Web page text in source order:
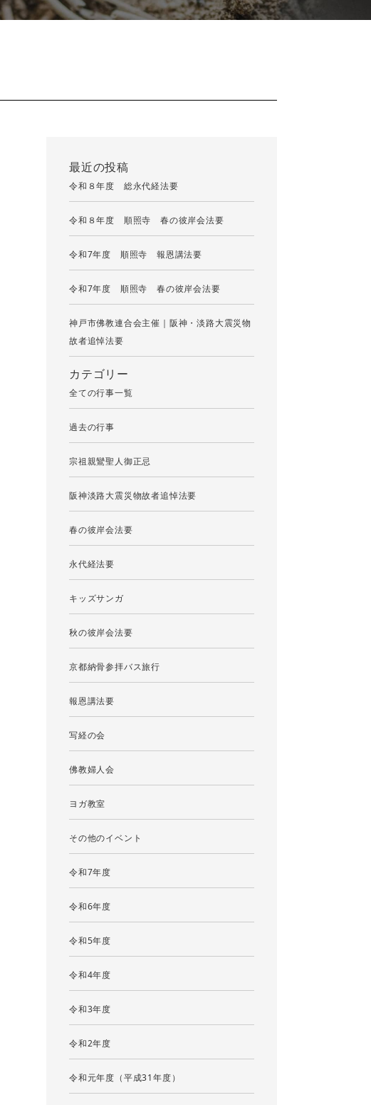
最近の投稿
令和８年度 総永代経法要
令和８年度 順照寺 春の彼岸会法要
令和7年度 順照寺 報恩講法要
令和7年度 順照寺 春の彼岸会法要
神戸市佛教連合会主催｜阪神・淡路大震災物
故者追悼法要
カテゴリー
全ての行事一覧
過去の行事
宗祖親鸞聖人御正忌
阪神淡路大震災物故者追悼法要
春の彼岸会法要
永代経法要
キッズサンガ
秋の彼岸会法要
京都納骨参拝バス旅行
報恩講法要
写経の会
佛教婦人会
ヨガ教室
その他のイベント
令和7年度
令和6年度
令和5年度
令和4年度
令和3年度
令和2年度
令和元年度（平成31年度）